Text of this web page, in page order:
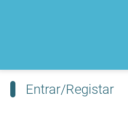
Entrar/Registar